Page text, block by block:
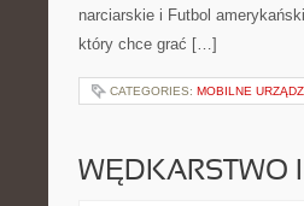
narciarskie i Futbol
który chce grać […]
CATEGORIES: MOBILNE
WĘDKARSTWO